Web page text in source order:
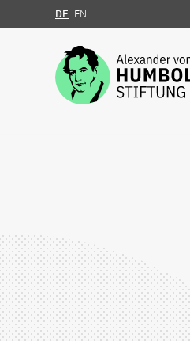
Zum Inhalt springen
DE EN